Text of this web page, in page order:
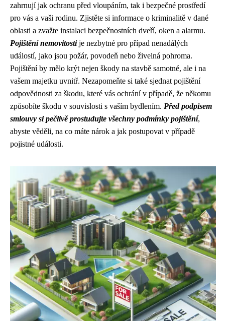
zahrnují jak ochranu před vloupáním, tak i bezpečné prostředí
pro vás a vaši rodinu. Zjistěte si informace o kriminalitě v dané
oblasti a zvažte instalaci bezpečnostních dveří, oken a alarmu.
Pojištění nemovitostije nezbytné pro případ nenadálých
událostí, jako jsou požár, povodeň nebo živelná pohroma.
Pojištění by mělo krýt nejen škody na stavbě samotné, ale i na
vašem majetku uvnitř. Nezapomeňte si také sjednat pojištění
odpovědnosti za škodu, které vás ochrání v případě, že někomu
způsobíte škodu v souvislosti s vaším bydlením. Před podpisem
smlouvy si pečlivě prostudujte všechny podmínky pojištění,
abyste věděli, na co máte nárok a jak postupovat v případě
pojistné události.